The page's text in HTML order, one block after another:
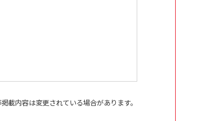
載内容は変更されている場合があります。